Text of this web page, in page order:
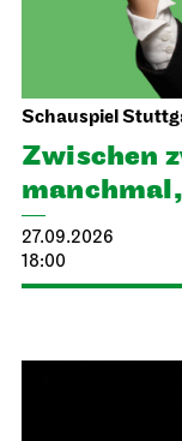
Schauspiel
Zwischen
27.09.2026
18:00